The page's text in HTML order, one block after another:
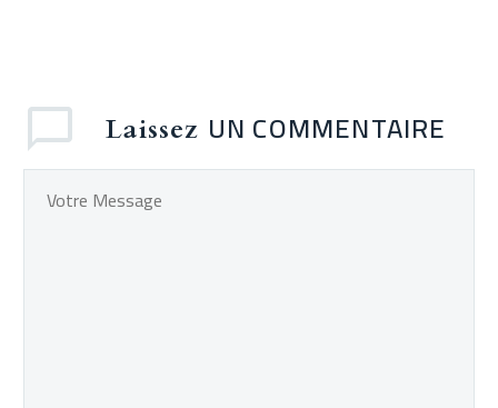
Laissez UN COMMENTAIRE